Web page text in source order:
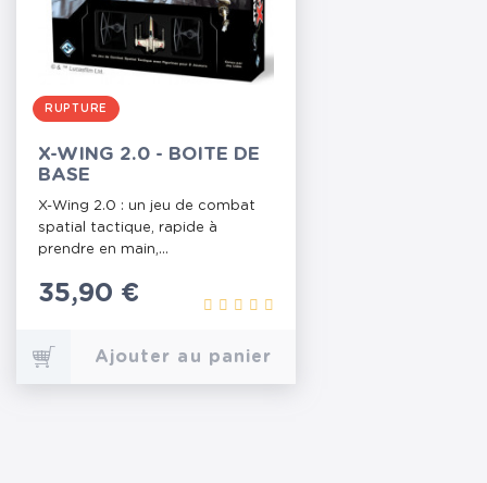
RUPTURE
X-WING 2.0 - BOITE DE
BASE
X-Wing 2.0 : un jeu de combat
spatial tactique, rapide à
prendre en main,...
Prix
35,90 €
Ajouter au panier